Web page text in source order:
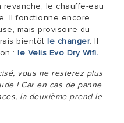
revanche, le chauffe-eau
Il fonctionne encore
mais provisoire du
bientôt le changer. Il
: le Velis Evo Dry Wifi.
vous ne resterez plus
! Car en cas de panne
la deuxième prend le